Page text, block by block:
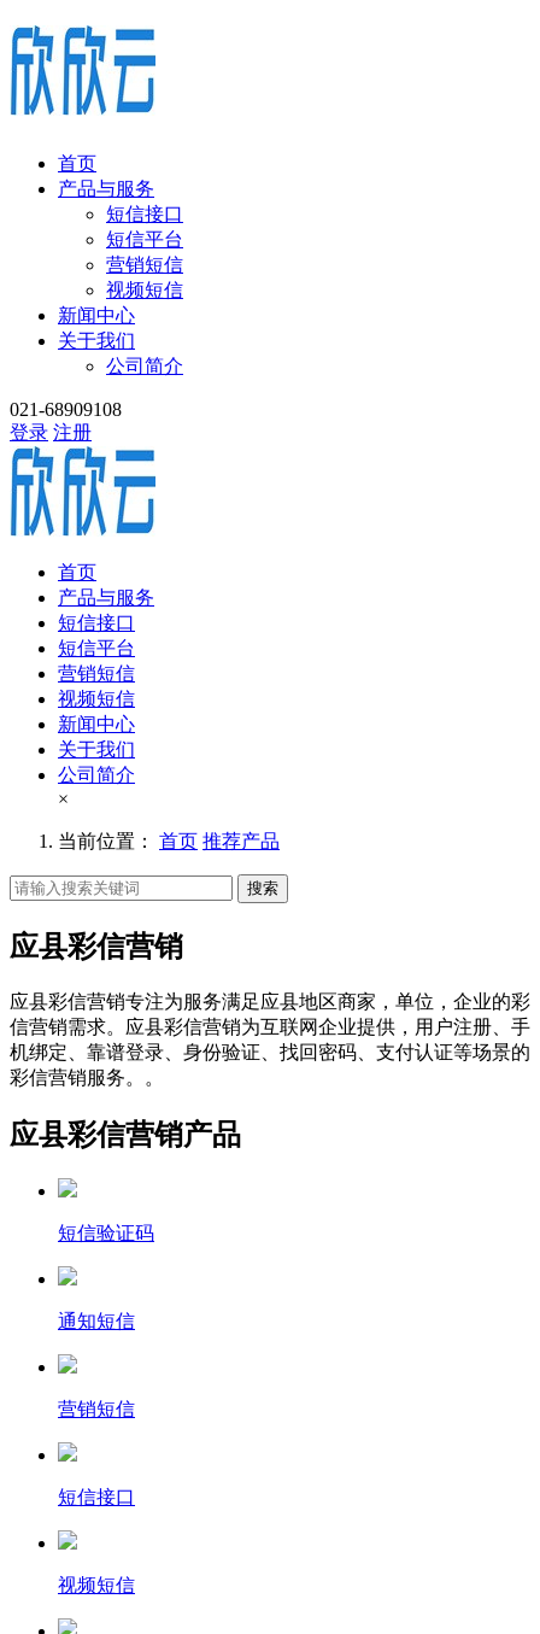
首页
产品与服务
短信接口
短信平台
营销短信
视频短信
新闻中心
关于我们
公司简介
021-68909108
登录 注册
首页
产品与服务
短信接口
短信平台
营销短信
视频短信
新闻中心
关于我们
公司简介
×
当前位置： 首页 推荐产品
搜索
应县彩信营销
应县彩信营销专注为服务满足应县地区商家，单位，企业的彩
信营销需求。应县彩信营销为互联网企业提供，用户注册、手
机绑定、靠谱登录、身份验证、找回密码、支付认证等场景的
彩信营销服务。。
应县彩信营销产品
短信验证码
通知短信
营销短信
短信接口
视频短信